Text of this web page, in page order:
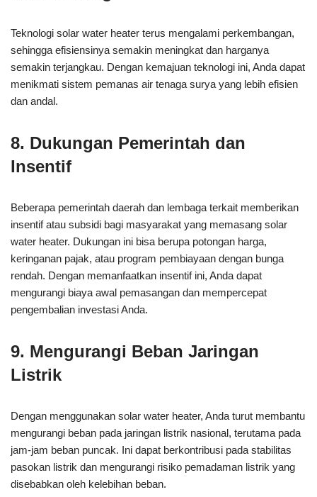
Teknologi solar water heater terus mengalami perkembangan,
sehingga efisiensinya semakin meningkat dan harganya
semakin terjangkau. Dengan kemajuan teknologi ini, Anda dapat
menikmati sistem pemanas air tenaga surya yang lebih efisien
dan andal.
8. Dukungan Pemerintah dan
Insentif
Beberapa pemerintah daerah dan lembaga terkait memberikan
insentif atau subsidi bagi masyarakat yang memasang solar
water heater. Dukungan ini bisa berupa potongan harga,
keringanan pajak, atau program pembiayaan dengan bunga
rendah. Dengan memanfaatkan insentif ini, Anda dapat
mengurangi biaya awal pemasangan dan mempercepat
pengembalian investasi Anda.
9. Mengurangi Beban Jaringan
Listrik
Dengan menggunakan solar water heater, Anda turut membantu
mengurangi beban pada jaringan listrik nasional, terutama pada
jam-jam beban puncak. Ini dapat berkontribusi pada stabilitas
pasokan listrik dan mengurangi risiko pemadaman listrik yang
disebabkan oleh kelebihan beban.